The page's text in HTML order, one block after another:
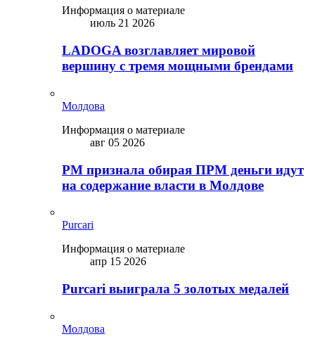
Информация о материале
июль 21 2026
LADOGA возглавляет мировой
вершину с тремя мощными брендами
Молдова
Информация о материале
авг 05 2026
PM признала обирая ПРМ деньги идут
на содержание власти в Молдове
Purcari
Информация о материале
апр 15 2026
Purcari выиграла 5 золотых медалей
Молдова